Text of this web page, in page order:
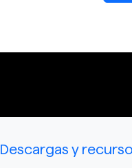
Descargas y